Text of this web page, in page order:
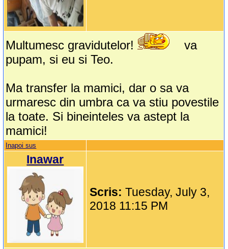
Multumesc gravidutelor!
va
pupam, si eu si Teo.
Ma transfer la mamici, dar o sa va
urmaresc din umbra ca va stiu povestile
la toate. Si bineinteles va astept la
mamici!
Inapoi sus
Inawar
Scris:Tuesday, July 3,
2018 11:15 PM